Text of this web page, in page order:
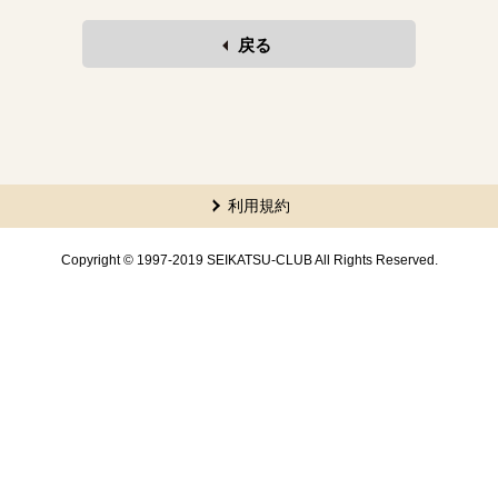
戻る
利用規約
Copyright © 1997-2019 SEIKATSU-CLUB All Rights Reserved.